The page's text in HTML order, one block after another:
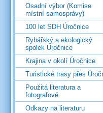
Osadní výbor (Komise
místní samosprávy)
100 let SDH Úročnice
Rybářský a ekologický
spolek Úročnice
Krajina v okolí Úročnice
Turistické trasy přes
Použitá literatura a
fotografové
Odkazy na literaturu